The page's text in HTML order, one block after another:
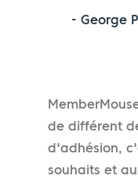
- George
de différent
d'adhésion,
souhaits et